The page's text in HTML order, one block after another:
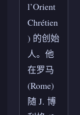
l’Orient
Chrétien
) 的创始
人。他
在罗马
(Rome)
随 J. 博